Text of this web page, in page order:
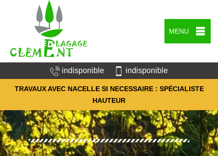
MENU
indisponible indisponible
TRAVAUX AVEC NACELLE SI NECESSAIRE : SPÉCIALISTE
HAUTEUR